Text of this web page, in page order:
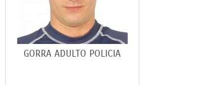
GORRA ADULTO POLICIA